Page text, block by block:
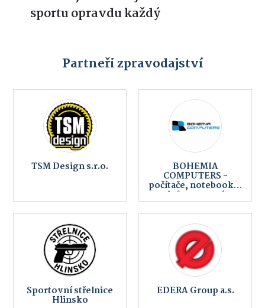
sportu opravdu každý
Partneři zpravodajství
TSM Design s.r.o. BOHEMIA
COMPUTERS -
počítače, notebooky,
telefony, servis,
internet
Sportovní střelnice
Hlinsko
EDERA Group a.s.